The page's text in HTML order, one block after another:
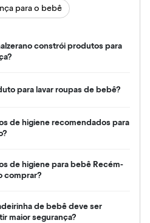
para o bebê
constrói produtos para
para lavar roupas de bebê?
de higiene recomendados para
de higiene para bebê Recém-
comprar?
de bebê deve ser
maior segurança?